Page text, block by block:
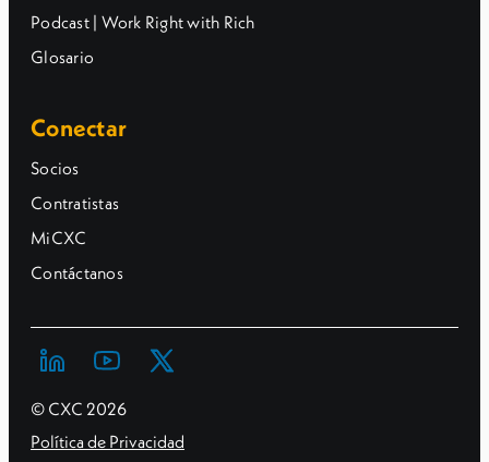
Podcast | Work Right with Rich
Glosario
Conectar
Socios
Contratistas
MiCXC
Contáctanos
© CXC 2026
Política de Privacidad